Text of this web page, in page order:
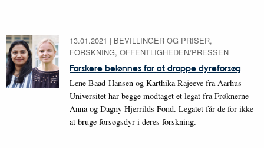
13.01.2021 | BEVILLINGER OG PRISER,
FORSKNING, OFFENTLIGHEDEN/PRESSEN
Forskere belønnes for at droppe dyreforsøg
Lene Baad-Hansen og Karthika Rajeeve fra Aarhus
Universitet har begge modtaget et legat fra Frøknerne
Anna og Dagny Hjerrilds Fond. Legatet får de for ikke
at bruge forsøgsdyr i deres forskning.